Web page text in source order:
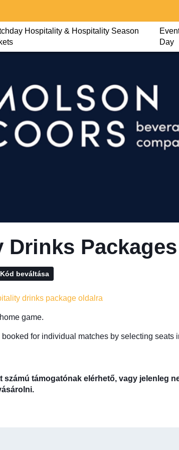
Hospitality & Hospitality Season
Day
Kód beváltása
drinks package oldalra
game.
for individual matches by selecting
számú támogatónak elérhető, vagy jelenleg